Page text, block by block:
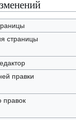
страницы
правки